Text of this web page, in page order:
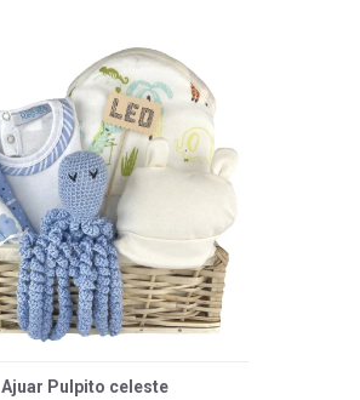
Ajuar Pulpito celeste